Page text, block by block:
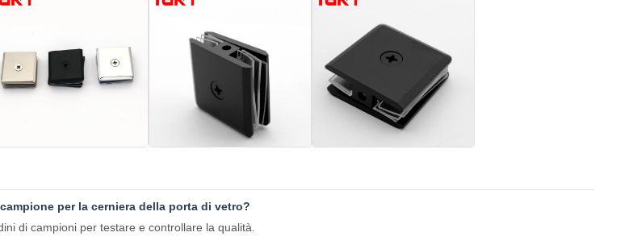
per la cerniera della porta di vetro?
di campioni per testare e controllare la qualità.